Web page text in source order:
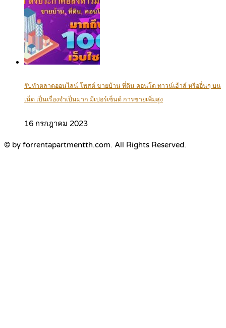
รับทำตลาดออนไลน์ โพสต์ ขายบ้าน ที่ดิน คอนโด ทาวน์เฮ้าส์ หรืออื่นๆ บน
เน็ต เป็นเรื่องจำเป็นมาก มีเปอร์เซ็นต์ การขายเพิ่มสูง
16 กรกฎาคม 2023
© by forrentapartmentth.com. All Rights Reserved.